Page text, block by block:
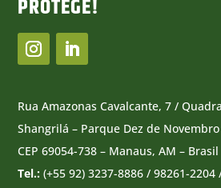
PROTEGE!
Rua Amazonas Cavalcante, 7 /
Shangrilá – Parque Dez de Novembro
CEP 69054-738 – Manaus, AM – Brasil
Tel.: (+55 92) 3237-8886 / 98261-